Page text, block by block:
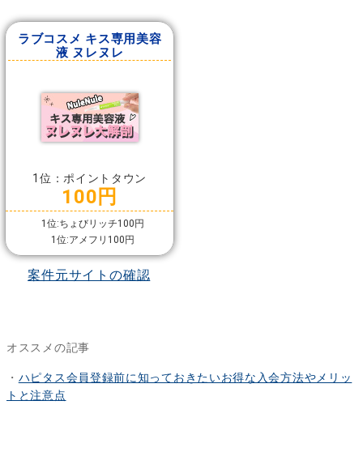
ラブコスメ キス専用美容
液 ヌレヌレ
1位：ポイントタウン
100円
1位:ちょびリッチ100円
1位:アメフリ100円
案件元サイトの確認
オススメの記事
・ ハピタス会員登録前に知っておきたいお得な入会方法やメリッ
トと注意点